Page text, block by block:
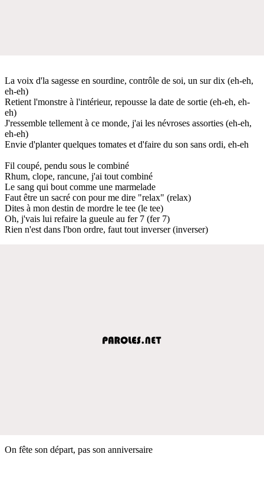
La voix d'la sagesse en sourdine, contrôle de soi, un sur dix (eh-eh,
eh-eh)
Retient l'monstre à l'intérieur, repousse la date de sortie (eh-eh, eh-
eh)
J'ressemble tellement à ce monde, j'ai les névroses assorties (eh-eh,
eh-eh)
Envie d'planter quelques tomates et d'faire du son sans ordi, eh-eh
Fil coupé, pendu sous le combiné
Rhum, clope, rancune, j'ai tout combiné
Le sang qui bout comme une marmelade
Faut être un sacré con pour me dire "relax" (relax)
Dites à mon destin de mordre le tee (le tee)
Oh, j'vais lui refaire la gueule au fer 7 (fer 7)
Rien n'est dans l'bon ordre, faut tout inverser (inverser)
On fête son départ, pas son anniversaire